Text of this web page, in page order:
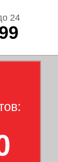
24